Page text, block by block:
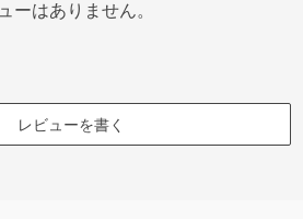
ーはありません。
レビューを書く